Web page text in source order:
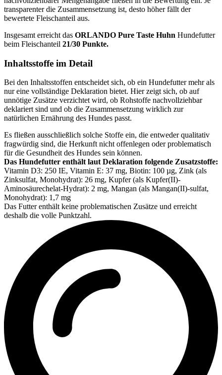
transparenter die Zusammensetzung ist, desto höher fällt der
bewertete Fleischanteil aus.
Insgesamt erreicht das ORLANDO Pure Taste Huhn Hundefutter
beim Fleischanteil 21/30 Punkte.
Inhaltsstoffe im Detail
Bei den Inhaltsstoffen entscheidet sich, ob ein Hundefutter mehr als
nur eine vollständige Deklaration bietet. Hier zeigt sich, ob auf
unnötige Zusätze verzichtet wird, ob Rohstoffe nachvollziehbar
deklariert sind und ob die Zusammensetzung wirklich zur
natürlichen Ernährung des Hundes passt.
Es fließen ausschließlich solche Stoffe ein, die entweder qualitativ
fragwürdig sind, die Herkunft nicht offenlegen oder problematisch
für die Gesundheit des Hundes sein können.
Das Hundefutter enthält laut Deklaration folgende Zusatzstoffe:
Vitamin D3: 250 IE, Vitamin E: 37 mg, Biotin: 100 µg, Zink (als
Zinksulfat, Monohydrat): 26 mg, Kupfer (als Kupfer(II)-
Aminosäurechelat-Hydrat): 2 mg, Mangan (als Mangan(II)-sulfat,
Monohydrat): 1,7 mg
Das Futter enthält keine problematischen Zusätze und erreicht
deshalb die volle Punktzahl.